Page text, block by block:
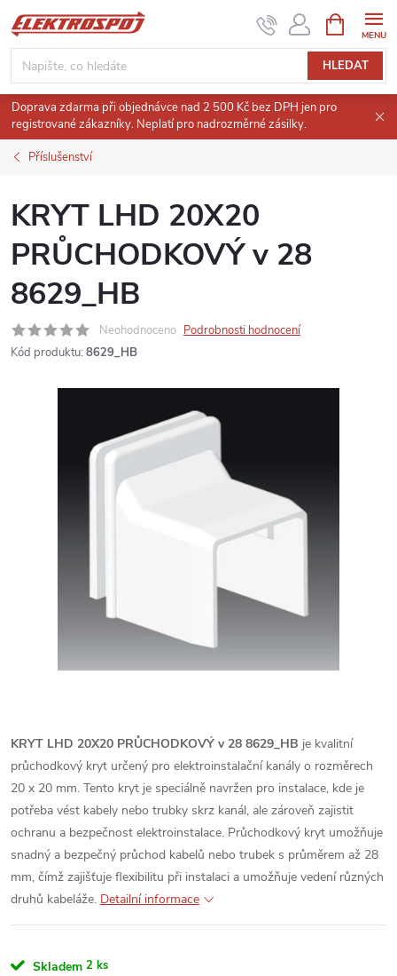
Přejít
na
obsah
HLEDAT
NÁKUPNÍ
KOŠÍK
Doprava zdarma při objednávce nad 2 500 Kč bez DPH jen pro
registrované zákazníky. Neplatí pro nadrozměrné zásilky.
Příslušenství
KRYT LHD 20X20
PRŮCHODKOVÝ v 28
8629_HB
Neohodnoceno Podrobnosti hodnocení
Kód produktu: 8629_HB
KRYT LHD 20X20 PRŮCHODKOVÝ v 28 8629_HB je kvalitní
průchodkový kryt určený pro elektroinstalační kanály o rozměrech
20 x 20 mm. Tento kryt je speciálně navržen pro instalace, kde je
potřeba vést kabely nebo trubky skrz kanál, ale zároveň zajistit
ochranu a bezpečnost elektroinstalace. Průchodkový kryt umožňuje
snadný a bezpečný průchod kabelů nebo trubek s průměrem až 28
mm, čímž zajišťuje flexibilitu při instalaci a umožňuje vedení různých
druhů kabeláže. Detailní informace
Skladem 2 ks